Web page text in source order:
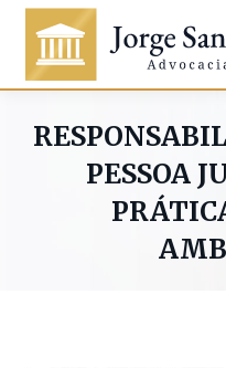
PESSOA